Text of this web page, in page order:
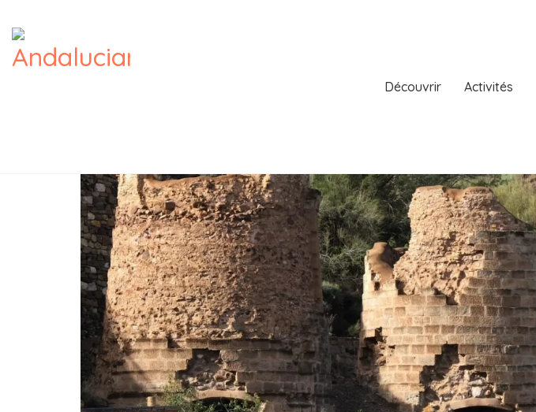
Découvrir Activités